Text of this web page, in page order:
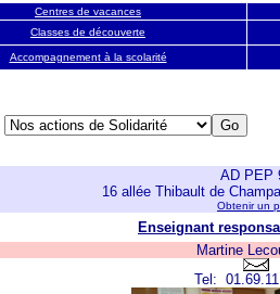
Centres de vacances
Classes de découverte
Accompagnement à la scolarité
AD PEP
16 allée Thibault de
Obtenir un
Enseignant
Martine
Tel: